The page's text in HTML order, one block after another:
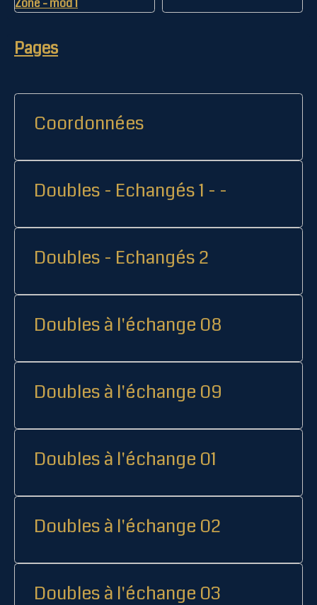
Pages
Coordonnées
Doubles - Echangés 1 - -
Doubles - Echangés 2
Doubles à l'échange 08
Doubles à l'échange 09
Doubles à l'échange 01
Doubles à l'échange 02
Doubles à l'échange 03